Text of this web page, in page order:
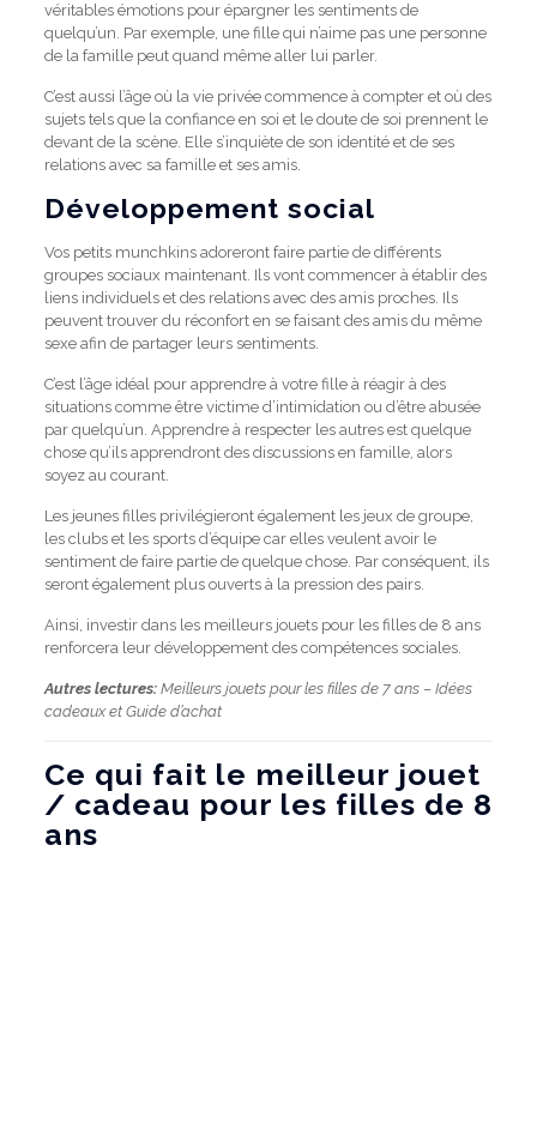
véritables émotions pour épargner les sentiments de
quelqu’un. Par exemple, une fille qui n’aime pas une personne
de la famille peut quand même aller lui parler.
C’est aussi l’âge où la vie privée commence à compter et où des
sujets tels que la confiance en soi et le doute de soi prennent le
devant de la scène. Elle s’inquiète de son identité et de ses
relations avec sa famille et ses amis.
Développement social
Vos petits munchkins adoreront faire partie de différents
groupes sociaux maintenant. Ils vont commencer à établir des
liens individuels et des relations avec des amis proches. Ils
peuvent trouver du réconfort en se faisant des amis du même
sexe afin de partager leurs sentiments.
C’est l’âge idéal pour apprendre à votre fille à réagir à des
situations comme être victime d’intimidation ou d’être abusée
par quelqu’un. Apprendre à respecter les autres est quelque
chose qu’ils apprendront des discussions en famille, alors
soyez au courant.
Les jeunes filles privilégieront également les jeux de groupe,
les clubs et les sports d’équipe car elles veulent avoir le
sentiment de faire partie de quelque chose. Par conséquent, ils
seront également plus ouverts à la pression des pairs.
Ainsi, investir dans les meilleurs jouets pour les filles de 8 ans
renforcera leur développement des compétences sociales.
Autres lectures:Meilleurs jouets pour les filles de 7 ans – Idées
cadeaux et Guide d’achat
Ce qui fait le meilleur jouet
/ cadeau pour les filles de 8
ans